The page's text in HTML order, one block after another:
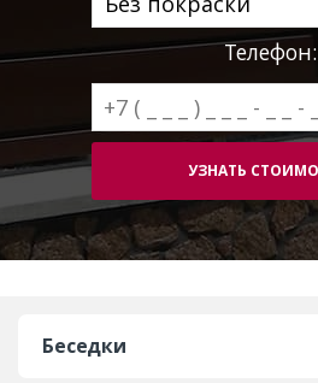
Телефон:
Беседки